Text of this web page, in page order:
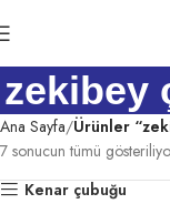
zekibey
Ana Sayfa Ürünler
7 sonucun tümü
Kenar çubuğu